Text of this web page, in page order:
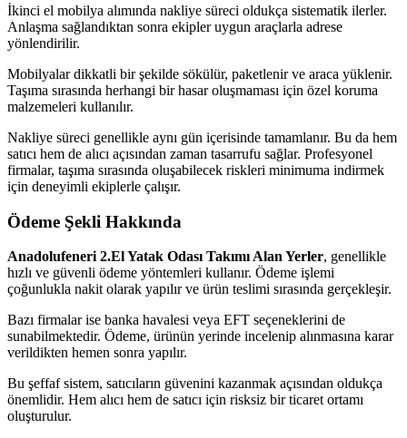
İkinci el mobilya alımında nakliye süreci oldukça sistematik ilerler.
Anlaşma sağlandıktan sonra ekipler uygun araçlarla adrese
yönlendirilir.
Mobilyalar dikkatli bir şekilde sökülür, paketlenir ve araca yüklenir.
Taşıma sırasında herhangi bir hasar oluşmaması için özel koruma
malzemeleri kullanılır.
Nakliye süreci genellikle aynı gün içerisinde tamamlanır. Bu da hem
satıcı hem de alıcı açısından zaman tasarrufu sağlar. Profesyonel
firmalar, taşıma sırasında oluşabilecek riskleri minimuma indirmek
için deneyimli ekiplerle çalışır.
Ödeme Şekli Hakkında
Anadolufeneri 2.El Yatak Odası Takımı Alan Yerler, genellikle
hızlı ve güvenli ödeme yöntemleri kullanır. Ödeme işlemi
çoğunlukla nakit olarak yapılır ve ürün teslimi sırasında gerçekleşir.
Bazı firmalar ise banka havalesi veya EFT seçeneklerini de
sunabilmektedir. Ödeme, ürünün yerinde incelenip alınmasına karar
verildikten hemen sonra yapılır.
Bu şeffaf sistem, satıcıların güvenini kazanmak açısından oldukça
önemlidir. Hem alıcı hem de satıcı için risksiz bir ticaret ortamı
oluşturulur.